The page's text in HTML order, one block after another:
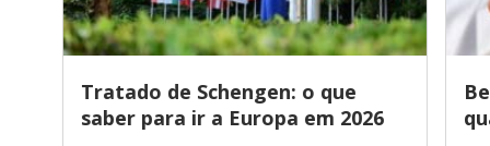
Tratado de Schengen: o que
saber para ir a Europa em 2026